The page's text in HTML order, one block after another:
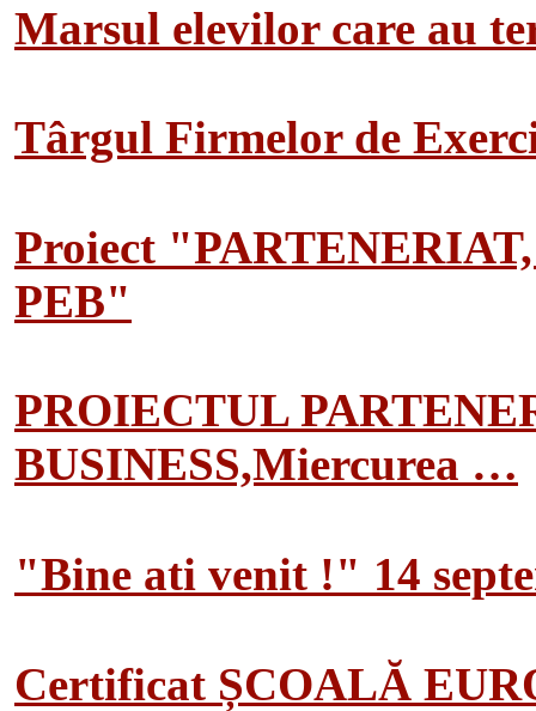
Marsul elevilor care au
Târgul Firmelor de
Proiect
PEB"
PROIECTUL
BUSINESS,Miercurea …
"Bine ati venit !" 14
Certificat ȘCOALĂ